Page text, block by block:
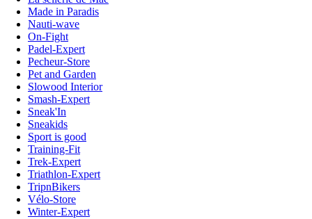
Made in Paradis
Nauti-wave
On-Fight
Padel-Expert
Pecheur-Store
Pet and Garden
Slowood Interior
Smash-Expert
Sneak'In
Sneakids
Sport is good
Training-Fit
Trek-Expert
Triathlon-Expert
TripnBikers
Vélo-Store
Winter-Expert